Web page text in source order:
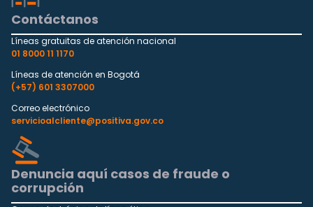
Contáctanos
Líneas gratuitas de atención nacional
01 8000 11 1170
Líneas de atención en Bogotá
(+57) 601 3307000
Correo electrónico
servicioalcliente@positiva.gov.co
Denuncia aquí casos de fraude o
corrupción